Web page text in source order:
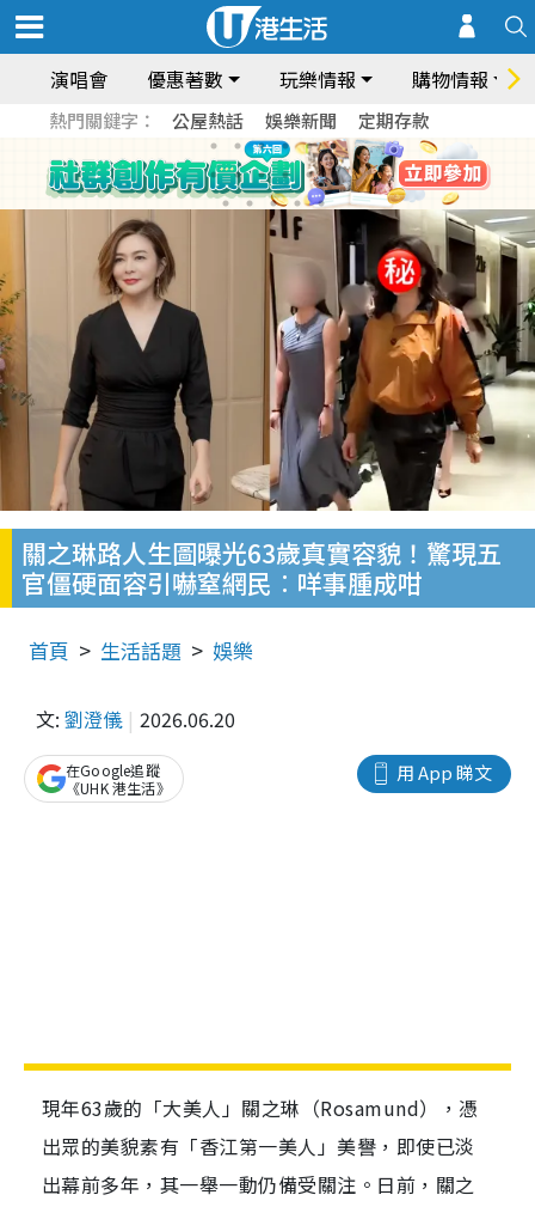
演唱會 優惠著數 玩樂情報 購物情報
熱門關鍵字： 公屋熱話 娛樂新聞 定期存款
關之琳路人生圖曝光63歲真實容貌！驚現五
官僵硬面容引嚇窒網民︰咩事腫成咁
首頁 生活話題 娛樂
文: 劉澄儀 2026.06.20
用 App 睇文
在Google追蹤
《UHK 港生活》
現年63歲的「大美人」關之琳（Rosamund），憑
出眾的美貌素有「香江第一美人」美譽，即使已淡
出幕前多年，其一舉一動仍備受關注。日前，關之